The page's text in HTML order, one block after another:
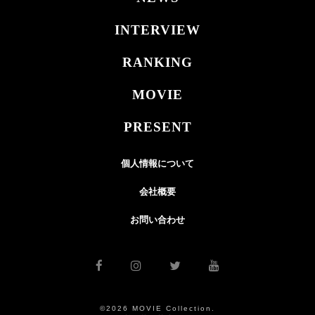
INTERVIEW
RANKING
MOVIE
PRESENT
個人情報について
会社概要
お問い合わせ
©2026 MOVIE Collection.